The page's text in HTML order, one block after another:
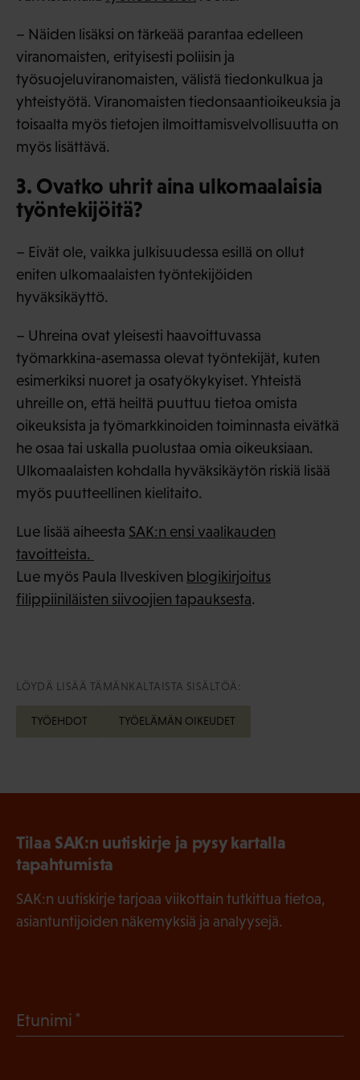
– Näiden lisäksi on tärkeää parantaa edelleen
viranomaisten, erityisesti poliisin ja
työsuojeluviranomaisten, välistä tiedonkulkua ja
yhteistyötä. Viranomaisten tiedonsaantioikeuksia ja
toisaalta myös tietojen ilmoittamisvelvollisuutta on
myös lisättävä.
3. Ovatko uhrit aina ulkomaalaisia
työntekijöitä?
– Eivät ole, vaikka julkisuudessa esillä on ollut
eniten ulkomaalaisten työntekijöiden
hyväksikäyttö.
– Uhreina ovat yleisesti haavoittuvassa
työmarkkina-asemassa olevat työntekijät, kuten
esimerkiksi nuoret ja osatyökykyiset. Yhteistä
uhreille on, että heiltä puuttuu tietoa omista
oikeuksista ja työmarkkinoiden toiminnasta eivätkä
he osaa tai uskalla puolustaa omia oikeuksiaan.
Ulkomaalaisten kohdalla hyväksikäytön riskiä lisää
myös puutteellinen kielitaito.
Lue lisää aiheesta SAK:n ensi vaalikauden
tavoitteista.
Lue myös Paula Ilveskiven blogikirjoitus
filippiiniläisten siivoojien tapauksesta.
LÖYDÄ LISÄÄ TÄMÄNKALTAISTA SISÄLTÖÄ:
TYÖEHDOT TYÖELÄMÄN OIKEUDET
Tilaa SAK:n uutiskirje ja pysy kartalla
tapahtumista
SAK:n uutiskirje tarjoaa viikottain tutkittua tietoa,
asiantuntijoiden näkemyksiä ja analyysejä.
Etunimi